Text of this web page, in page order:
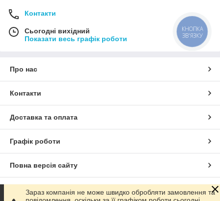
Контакти
Сьогодні вихідний
Показати весь графік роботи
Про нас
Контакти
Доставка та оплата
Графік роботи
Повна версія сайту
Сайт створено на маркетплейсі Prom.ua
Зараз компанія не може швидко обробляти замовлення та
КНОПКА
ЗВ'ЯЗКУ